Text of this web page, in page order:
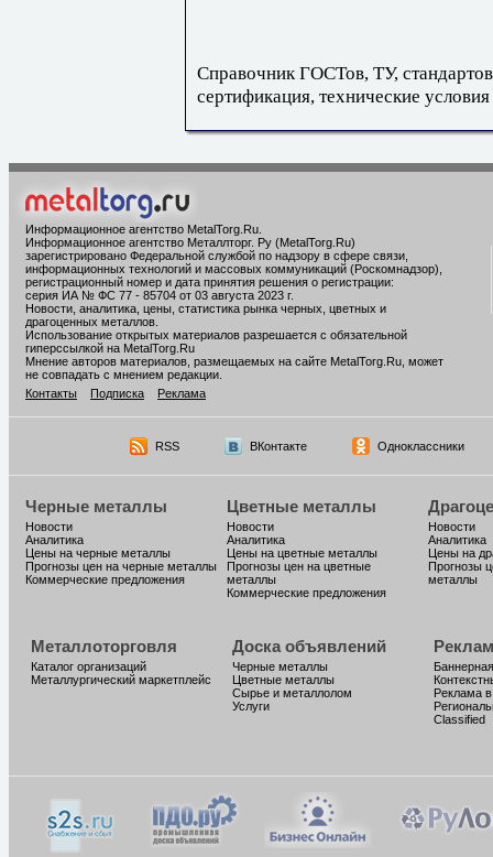
Справочник ГОСТов, ТУ,
сертификация, технические условия
Информационное агентство MetalTorg.Ru
Информационное агентство Металлторг. Ру (MetalTorg.Ru)
зарегистрировано Федеральной службой по надзору в сфере связи,
информационных технологий и массовых коммуникаций (Роскомнадзор),
регистрационный номер и дата принятия решения о регистрации:
серия ИА № ФС 77 - 85704 от 03 августа 2023 г.
Новости, аналитика, цены, статистика рынка черных, цветных и
драгоценных металлов.
Использование открытых материалов разрешается с обязательной
гиперссылкой на MetalTorg.Ru
Мнение авторов материалов, размещаемых на сайте MetalTorg.Ru, может
не совпадать с мнением редакции.
Контакты
Подписка Реклама
RSS ВКонтакте Одноклассники
Черные металлы
Новости
Аналитика
Цены на черные металлы
Прогнозы цен на черные металлы
Коммерческие предложения
Цветные металлы
Новости
Аналитика
Цены на цветные металлы
Прогнозы цен на цветные
металлы
Коммерческие предложения
Новости
Аналитика
Цены на
Прогнозы
металлы
Металлоторговля
Каталог организаций
Металлургический маркетплейс
Доска объявлений
Черные металлы
Цветные металлы
Сырье и металлолом
Услуги
Реклама
Classified